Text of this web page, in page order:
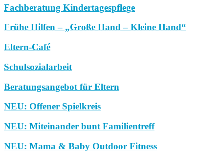
Fachberatung Kindertagespflege
Frühe Hilfen – „Große Hand – Kleine Hand“
Eltern-Café
Schulsozialarbeit
Beratungsangebot für Eltern
NEU: Offener Spielkreis
NEU: Miteinander bunt Familientreff
NEU: Mama & Baby Outdoor Fitness